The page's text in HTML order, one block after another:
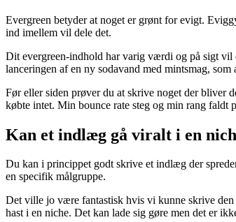
Evergreen betyder at noget er grønt for evigt.
ind imellem vil dele det.
Dit evergreen-indhold har varig værdi og på sigt
lanceringen af en ny sodavand med mintsmag,
Før eller siden prøver du at skrive noget der bliver
købte intet. Min bounce rate steg og min rang
Kan et indlæg gå viralt i en
Du kan i princippet godt skrive et indlæg der
en specifik målgruppe.
Det ville jo være fantastisk hvis vi kunne skrive
hast i en niche. Det kan lade sig gøre men det er